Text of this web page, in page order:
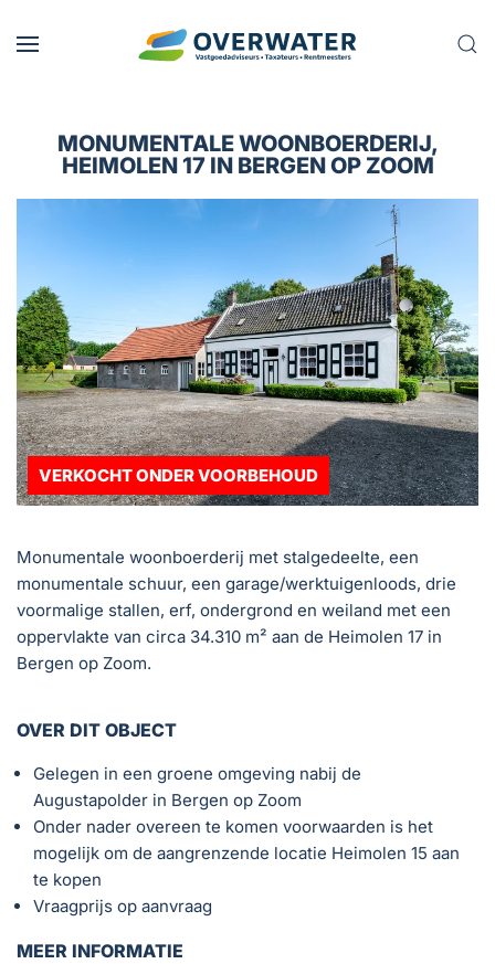
Skip to main content
MONUMENTALE WOONBOERDERIJ,
HEIMOLEN 17 IN BERGEN OP ZOOM
VERKOCHT ONDER VOORBEHOUD
Monumentale woonboerderij met stalgedeelte, een
monumentale schuur, een garage/werktuigenloods, drie
voormalige stallen, erf, ondergrond en weiland met een
oppervlakte van circa 34.310 m² aan de Heimolen 17 in
Bergen op Zoom.
OVER DIT OBJECT
Gelegen in een groene omgeving nabij de
Augustapolder in Bergen op Zoom
Onder nader overeen te komen voorwaarden is het
mogelijk om de aangrenzende locatie Heimolen 15 aan
te kopen
Vraagprijs op aanvraag
MEER INFORMATIE